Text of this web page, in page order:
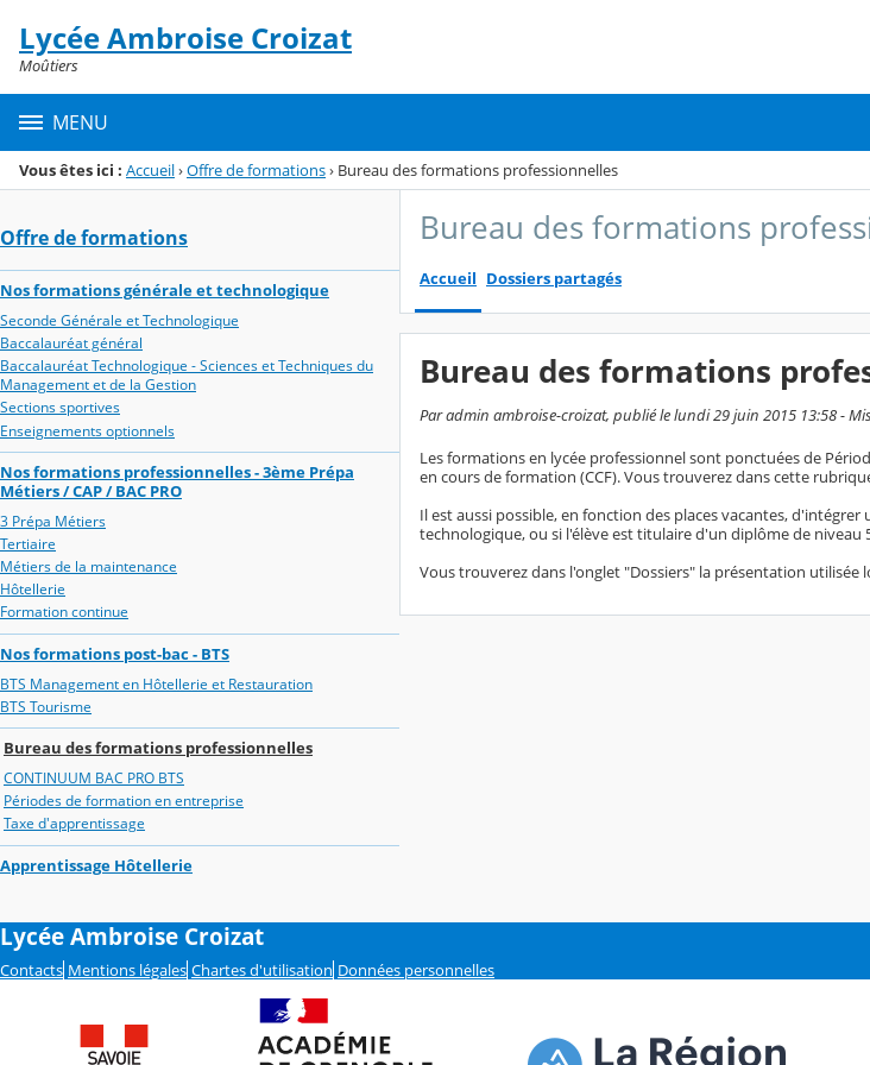
Menu de la rubrique
Contenu
Lycée Ambroise Croizat
Moûtiers
MENU
Vous êtes ici : Accueil›Offre de formations› Bureau des formations professionnelles
Offre de formations
Nos formations générale et technologique
Seconde Générale et Technologique
Baccalauréat général
Baccalauréat Technologique - Sciences et Techniques du
Management et de la Gestion
Sections sportives
Enseignements optionnels
Nos formations professionnelles - 3ème Prépa
Métiers / CAP / BAC PRO
3 Prépa Métiers
Tertiaire
Métiers de la maintenance
Hôtellerie
Formation continue
Nos formations post-bac - BTS
BTS Management en Hôtellerie et Restauration
BTS Tourisme
Bureau des formations professionnelles
CONTINUUM BAC PRO BTS
Périodes de formation en entreprise
Taxe d'apprentissage
Apprentissage Hôtellerie
Bureau des formations
Accueil Dossiers partagés
Bureau des formations
Par admin ambroise-croizat, publié le lundi 29 juin 2015 13:58 -
Les formations en lycée professionnel sont ponctuées de
en cours de formation (CCF). Vous trouverez dans cette
Il est aussi possible, en fonction des places vacantes,
technologique, ou si l'élève est titulaire d'un diplôme de niveau
Vous trouverez dans l'onglet "Dossiers" la présentation
Lycée Ambroise Croizat
Contacts Mentions légales Chartes d'utilisation Données personnelles